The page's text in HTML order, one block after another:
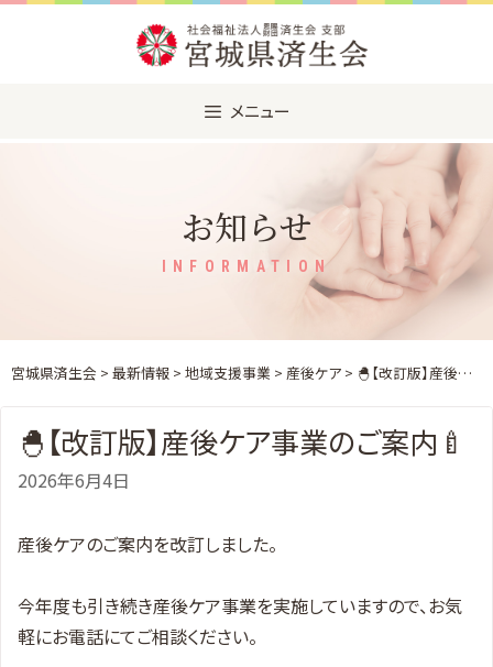
メニュー
お知らせ
INFORMATION
宮城県済生会 > 最新情報 > 地域支援事業 > 産後ケア > 🐣【改訂版】産後ケア事業のご案内🍼
🐣【改訂版】産後ケア事業のご案内🍼
2026年6月4日
産後ケアのご案内を改訂しました。
今年度も引き続き産後ケア事業を実施していますので、お気
軽にお電話にてご相談ください。